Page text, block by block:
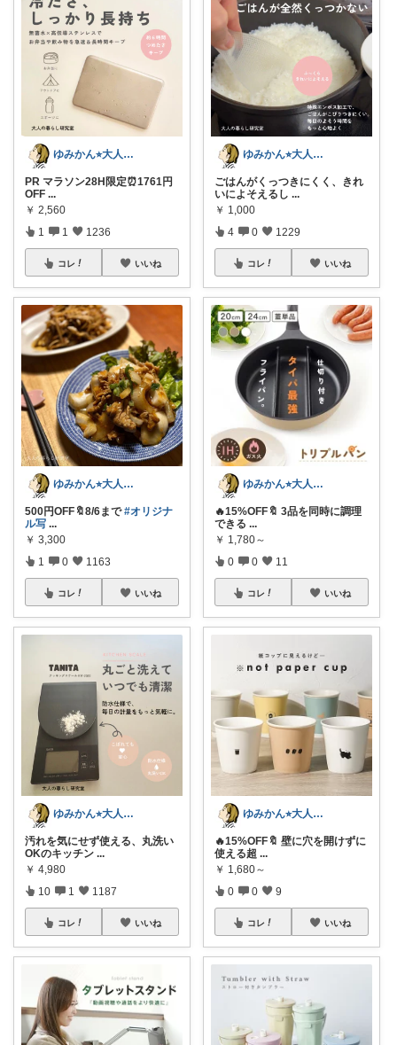
ゆみかん⭐︎大人の暮らし研究室
PR マラソン28H限定⏰1761円
OFF ...
￥ 2,560
1 1 1236
コレ いいね
ゆみかん⭐︎大人の暮らし研究室
500円OFF🔖8/6まで#オリジナ
ル写 ...
￥ 3,300
1 0 1163
コレ いいね
ゆみかん⭐︎大人の暮らし研究室
汚れを気にせず使える、丸洗い
OKのキッチン ...
￥ 4,980
10 1 1187
コレ いいね
ゆみかん⭐︎大人の暮らし研究室
ごはんがくっつきにくく、きれ
いによそえるし ...
￥ 1,000
4 0 1229
コレ いいね
ゆみかん⭐︎大人の暮らし研究室
🔥15%OFF🔖 3品を同時に調理
できる ...
￥ 1,780～
0 0 11
コレ いいね
ゆみかん⭐︎大人の暮らし研究室
🔥15%OFF🔖 壁に穴を開けずに
使える超 ...
￥ 1,680～
0 0 9
コレ いいね